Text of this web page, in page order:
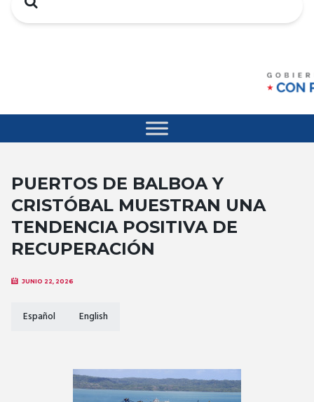
PUERTOS DE BALBOA Y
CRISTÓBAL MUESTRAN UNA
TENDENCIA POSITIVA DE
RECUPERACIÓN
JUNIO 22, 2026
Español English